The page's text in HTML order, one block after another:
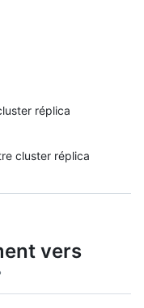
réplica
cluster réplica
vers